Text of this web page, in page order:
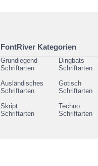
FontRiver Kategorien
Grundlegend
Schriftarten
Dingbats
Schriftarten
Ausländisches
Schriftarten
Gotisch
Schriftarten
Skript
Schriftarten
Techno
Schriftarten